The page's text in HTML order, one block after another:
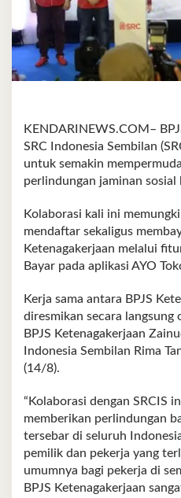
KENDARINEWS.COM–
SRC Indonesia Sembilan
untuk semakin
perlindungan jaminan sosial
Kolaborasi kali ini
mendaftar sekaligus
Ketenagakerjaan melalui
Bayar pada aplikasi AYO
Kerja sama antara BPJS
diresmikan secara
BPJS Ketenagakerjaan
Indonesia Sembilan Rima
(14/8).
“Kolaborasi dengan SRCIS
memberikan perlindungan
tersebar di seluruh
pemilik dan pekerja yang
umumnya bagi pekerja di
BPJS Ketenagakerjaan